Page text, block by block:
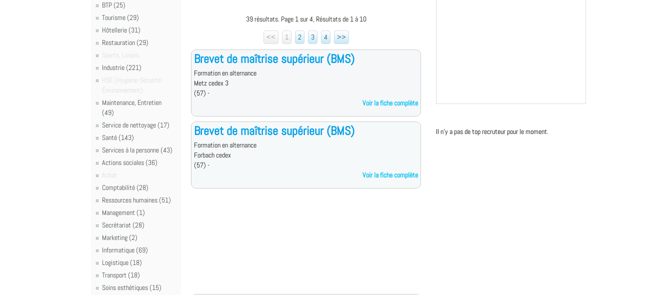
BTP (25)
Tourisme (29)
Hôtellerie (31)
Restauration (29)
Sports, Loisirs
Industrie (221)
HSE (Hygiène-Sécurité-
Environnement)
Maintenance, Entretien
(49)
Service de nettoyage (17)
Santé (143)
Services à la personne (43)
Actions sociales (36)
Achat
Comptabilité (28)
Ressources humaines (51)
Management (1)
Secrétariat (28)
Marketing (2)
Informatique (69)
Logistique (18)
Transport (18)
Soins esthétiques (15)
39 résultats. Page 1 sur 4, Résultats de 1 à 10
<<
1 2 3 4 >>
Brevet de maîtrise supérieur (BMS)
Formation en alternance
Metz cedex 3
(57) -
Voir la fiche complète
Brevet de maîtrise supérieur (BMS)
Formation en alternance
Forbach cedex
(57) -
Voir la fiche complète
Il n'y a pas de top recruteur pour le moment.